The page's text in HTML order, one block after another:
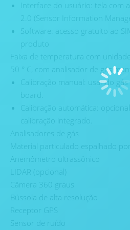
Interface do usuário: tela com
2.0 (Sensor Information
Software: acesso gratuito ao
produto
Faixa de temperatura com
50 ° C, com analisador de gás
Calibração manual: usando gás
board.
Calibração automática:
calibração integrado.
Analisadores de gás
Material particulado espalhado por
Anemômetro ultrassônico
LIDAR (opcional)
Câmera 360 graus
Bússola de alta resolução
Receptor GPS
Sensor de ruído